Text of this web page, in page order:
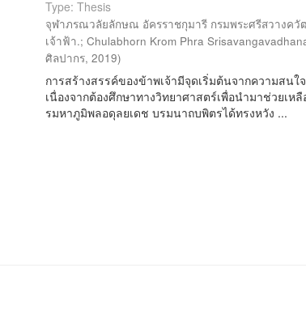
Type: Thesis
จุฬาภรณวลัยลักษณ อัครราชกุมารี กรมพระศรีสวางควั
เจ้าฟ้า.;Chulabhorn Krom Phra
ศิลปากร,2019)
การสร้างสรรค์ของข้าพเจ้ามีจุดเริ่มต้นจากความสน
เนื่องจากต้องศึกษาทางวิทยาศาสตร์เพื่อนำมาช่วยเ
รมหาภูมิพลอดุลยเดช บรมนาถบพิตรได้ทรงหวัง ...